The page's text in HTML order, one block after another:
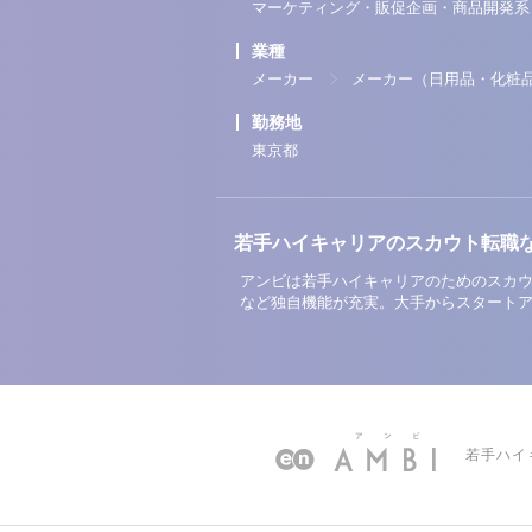
マーケティング・販促企画・商品開発系
業種
メーカー メーカー（日用品・化粧
勤務地
東京都
若手ハイキャリアのスカウト転職
アンビは若手ハイキャリアのためのスカ
など独自機能が充実。大手からスタート
若手ハ